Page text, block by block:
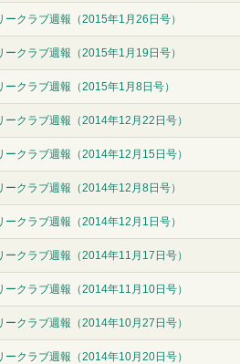
クラブ週報（2015年1月26日号）
クラブ週報（2015年1月19日号）
クラブ週報（2015年1月8日号）
クラブ週報（2014年12月22日号）
クラブ週報（2014年12月15日号）
クラブ週報（2014年12月8日号）
クラブ週報（2014年12月1日号）
クラブ週報（2014年11月17日号）
クラブ週報（2014年11月10日号）
クラブ週報（2014年10月27日号）
クラブ週報（2014年10月20日号）